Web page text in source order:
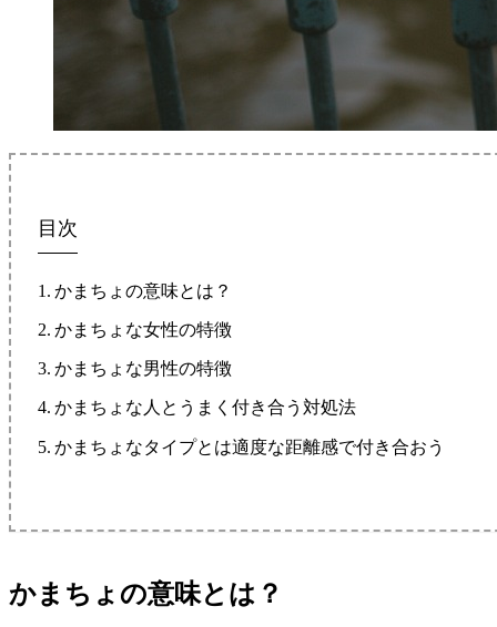
目次
かまちょの意味とは？
かまちょな女性の特徴
かまちょな男性の特徴
かまちょな人とうまく付き合う対処法
かまちょなタイプとは適度な距離感で付き合おう
かまちょの意味とは？